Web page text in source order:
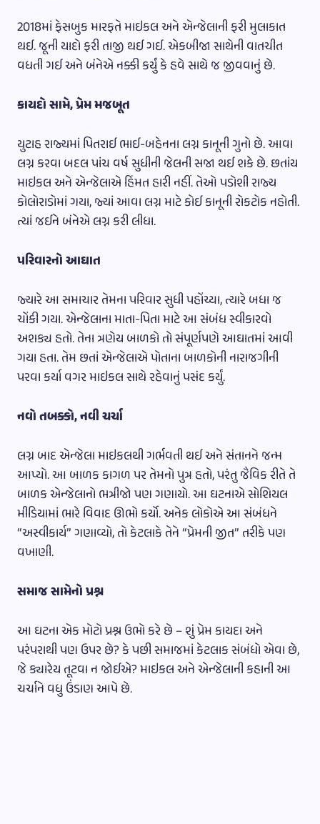
2018માં ફેસબુક મારફતે માઇકલ અને એન્જેલાની ફરી મુલાકાત
થઈ. જૂની યાદો ફરી તાજી થઈ ગઈ. એકબીજા સાથેની વાતચીત
વધતી ગઈ અને બંનેએ નક્કી કર્યું કે હવે સાથે જ જીવવાનું છે.
કાયદો સામે, પ્રેમ મજબૂત
યુટાહ રાજ્યમાં પિતરાઈ ભાઈ-બહેનના લગ્ન કાનૂની ગુનો છે. આવા
લગ્ન કરવા બદલ પાંચ વર્ષ સુધીની જેલની સજા થઈ શકે છે. છતાંય
માઇકલ અને એન્જેલાએ હિંમત હારી નહીં. તેઓ પડોશી રાજ્ય
કોલોરાડોમાં ગયા, જ્યાં આવા લગ્ન માટે કોઈ કાનૂની રોકટોક નહોતી.
ત્યાં જઈને બંનેએ લગ્ન કરી લીધા.
પરિવારનો આઘાત
જ્યારે આ સમાચાર તેમના પરિવાર સુધી પહોંચ્યા, ત્યારે બધા જ
ચોંકી ગયા. એન્જેલાના માતા-પિતા માટે આ સંબંધ સ્વીકારવો
અશક્ય હતો. તેના ત્રણેય બાળકો તો સંપૂર્ણપણે આઘાતમાં આવી
ગયા હતા. તેમ છતાં એન્જેલાએ પોતાના બાળકોની નારાજગીની
પરવા કર્યા વગર માઇકલ સાથે રહેવાનું પસંદ કર્યું.
નવો તબક્કો, નવી ચર્ચા
લગ્ન બાદ એન્જેલા માઇકલથી ગર્ભવતી થઈ અને સંતાનને જન્મ
આપ્યો. આ બાળક કાગળ પર તેમનો પુત્ર હતો, પરંતુ જૈવિક રીતે તે
બાળક એન્જેલાનો ભત્રીજો પણ ગણાયો. આ ઘટનાએ સોશિયલ
મીડિયામાં ભારે વિવાદ ઊભો કર્યો. અનેક લોકોએ આ સંબંધને
“અસ્વીકાર્ય” ગણાવ્યો, તો કેટલાકે તેને “પ્રેમની જીત” તરીકે પણ
વખાણી.
સમાજ સામેનો પ્રશ્ન
આ ઘટના એક મોટો પ્રશ્ન ઉભો કરે છે – શું પ્રેમ કાયદા અને
પરંપરાથી પણ ઉપર છે? કે પછી સમાજમાં કેટલાક સંબંધો એવા છે,
જે ક્યારેય તૂટવા ન જોઈએ? માઇકલ અને એન્જેલાની કહાની આ
ચર્ચાને વધુ ઉંડાણ આપે છે.